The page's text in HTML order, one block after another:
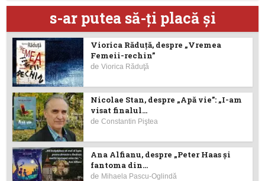
s-ar putea să-ţi placă şi
Viorica Răduţă, despre „Vremea
Femeii-rechin”
deViorica Răduţă
Nicolae Stan, despre „Apă vie”: „I-am
visat finalul...
deConstantin Piştea
Ana Alfianu, despre „Peter Haas și
fantoma din...
de Mihaela Pascu-Oglindă